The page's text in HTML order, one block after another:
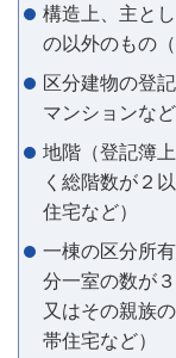
構造上、主と
の以外のもの
区分建物の登
マンションなど
地階（登記簿
く総階数が２
住宅など）
一棟の区分所
分一室の数が
又はその親族
帯住宅など）